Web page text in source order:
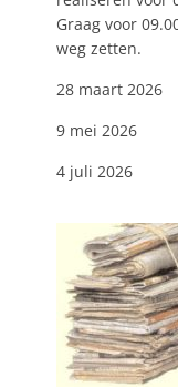
Graag voor
weg zetten.
28 maart 2026
9 mei 2026
4 juli 2026